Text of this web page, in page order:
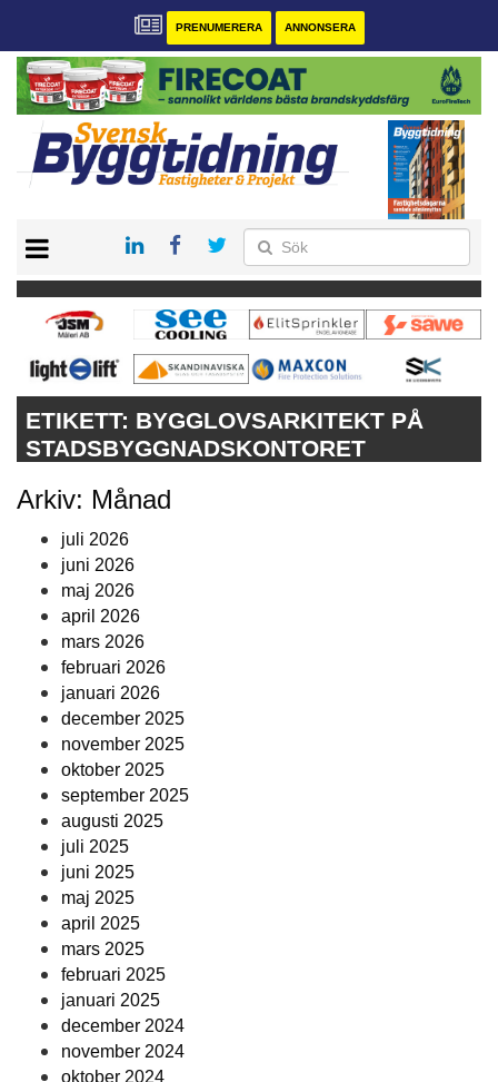
PRENUMERERA ANNONSERA
PRENUMERERA
VÅRA ANDRA MAGASIN
ANNONSERA
ETIKETT: BYGGLOVSARKITEKT PÅ
STADSBYGGNADSKONTORET
Arkiv: Månad
juli 2026
juni 2026
maj 2026
april 2026
mars 2026
februari 2026
januari 2026
december 2025
november 2025
oktober 2025
september 2025
augusti 2025
juli 2025
juni 2025
maj 2025
april 2025
mars 2025
februari 2025
januari 2025
december 2024
november 2024
oktober 2024